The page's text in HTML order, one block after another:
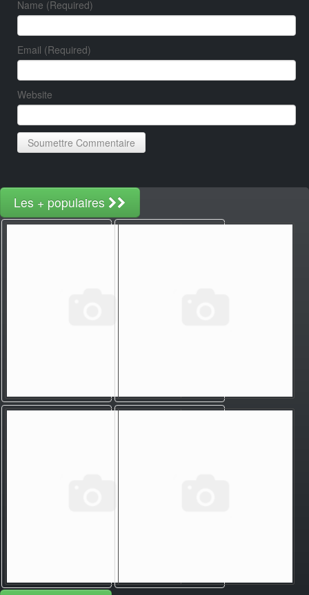
Name (Required)
Email (Required)
Website
Les + populaires